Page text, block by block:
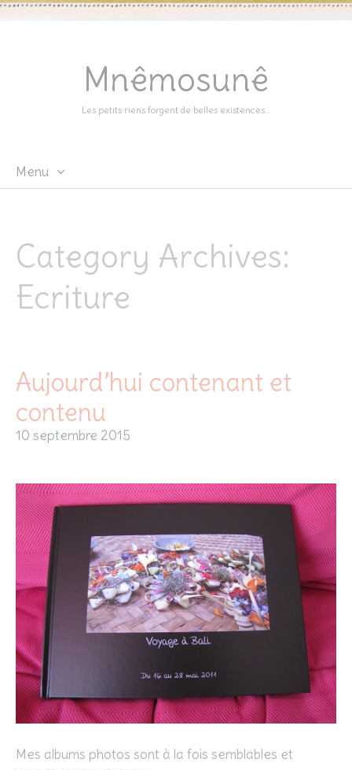
Mnêmosunê
Les petits riens forgent de belles existences…
Menu
Category Archives:
Ecriture
Aujourd’hui contenant et
contenu
10 septembre 2015
Mes albums photos sont à la fois semblables et